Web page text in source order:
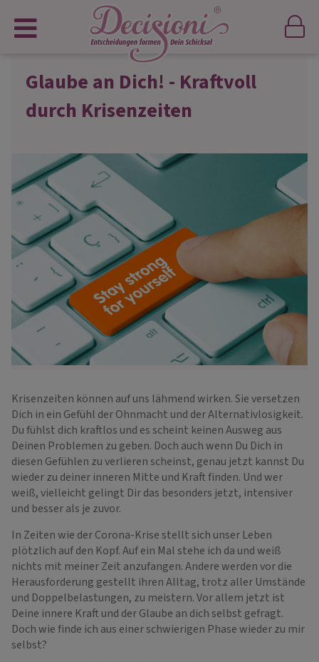
Glaube an Dich! - Kraftvoll
durch Krisenzeiten
Krisenzeiten können auf uns lähmend wirken. Sie versetzen
Dich in ein Gefühl der Ohnmacht und der Alternativlosigkeit.
Du fühlst dich kraftlos und es scheint keinen Ausweg aus
Deinen Problemen zu geben. Doch auch wenn Du Dich in
diesen Gefühlen zu verlieren scheinst, genau jetzt kannst Du
wieder zu deiner inneren Mitte und Kraft finden. Und wer
weiß, vielleicht gelingt Dir das besonders jetzt, intensiver
und besser als je zuvor.
In Zeiten wie der Corona-Krise stellt sich unser Leben
plötzlich auf den Kopf. Auf ein Mal stehe ich da und weiß
nichts mit meiner Zeit anzufangen. Andere werden vor die
Herausforderung gestellt ihren Alltag, trotz aller Umstände
und Doppelbelastungen, zu meistern. Vor allem jetzt ist
Deine innere Kraft und der Glaube an dich selbst gefragt.
Doch wie finde ich aus einer schwierigen Phase wieder zu mir
selbst?